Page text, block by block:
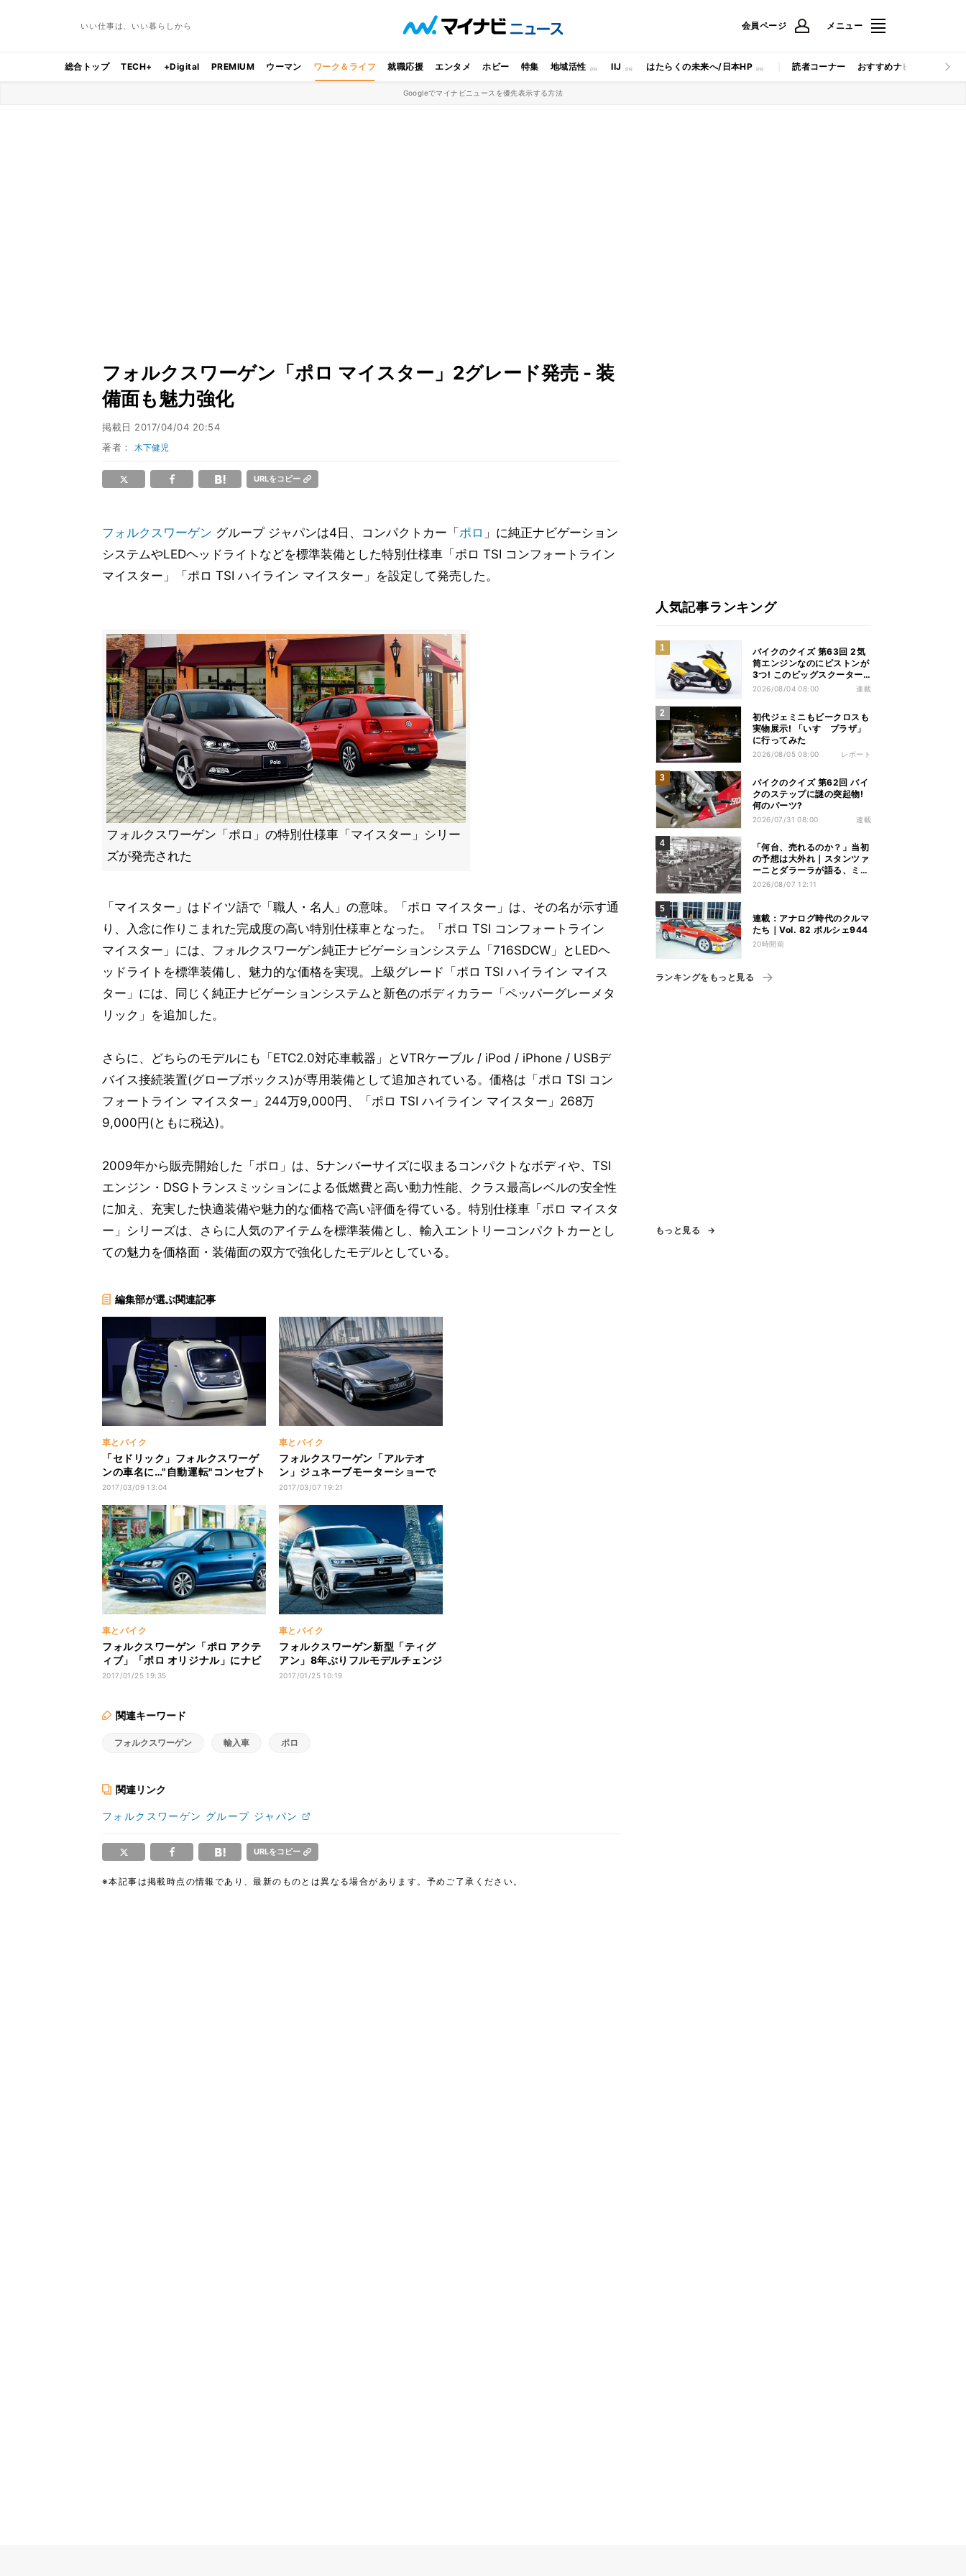
いい仕事は、いい暮らしから 会員ページ メニュー
総合トップ TECH+ +Digital PREMIUM ウーマン ワーク＆ライフ 就職応援 エンタメ ホビー 特集 地域活性 IIJ はたらくの未来へ/日本HP 読者コーナー おすすめナビ マイナビ
Googleでマイナビニュースを優先表示する方法
フォルクスワーゲン「ポロ マイスター」2グレード発売 - 装
備面も魅力強化
掲載日 2017/04/04 20:54
著者： 木下健児
URLをコピー
フォルクスワーゲン グループ ジャパンは4日、コンパクトカー「 ポロ 」に純正ナビゲーション
システムやLEDヘッドライトなどを標準装備とした特別仕様車「ポロ TSI コンフォートライン
マイスター」「ポロ TSI ハイライン マイスター」を設定して発売した。
フォルクスワーゲン「ポロ」の特別仕様車「マイスター」シリー
ズが発売された
「マイスター」はドイツ語で「職人・名人」の意味。「ポロ マイスター」は、その名が示す通
り、入念に作りこまれた完成度の高い特別仕様車となった。「ポロ TSI コンフォートライン
マイスター」には、フォルクスワーゲン純正ナビゲーションシステム「716SDCW」とLEDヘ
ッドライトを標準装備し、魅力的な価格を実現。上級グレード「ポロ TSI ハイライン マイス
ター」には、同じく純正ナビゲーションシステムと新色のボディカラー「ペッパーグレーメタ
リック」を追加した。
さらに、どちらのモデルにも「ETC2.0対応車載器」とVTRケーブル / iPod / iPhone / USBデ
バイス接続装置(グローブボックス)が専用装備として追加されている。価格は「ポロ TSI コン
フォートライン マイスター」244万9,000円、「ポロ TSI ハイライン マイスター」268万
9,000円(ともに税込)。
2009年から販売開始した「ポロ」は、5ナンバーサイズに収まるコンパクトなボディや、TSI
エンジン・DSGトランスミッションによる低燃費と高い動力性能、クラス最高レベルの安全性
に加え、充実した快適装備や魅力的な価格で高い評価を得ている。特別仕様車「ポロ マイスタ
ー」シリーズは、さらに人気のアイテムを標準装備とし、輸入エントリーコンパクトカーとし
ての魅力を価格面・装備面の双方で強化したモデルとしている。
編集部が選ぶ関連記事
車とバイク
「セドリック」フォルクスワーゲ
ンの車名に…"自動運転"コンセプト
カー公開
2017/03/09 13:04
車とバイク
フォルクスワーゲン「アルテオ
ン」ジュネーブモーターショーで
世界初公開!
2017/03/07 19:21
車とバイク
フォルクスワーゲン「ポロ アクテ
ィブ」「ポロ オリジナル」にナビ
付限定車
2017/01/25 19:35
車とバイク
フォルクスワーゲン新型「ティグ
アン」8年ぶりフルモデルチェンジ
して発売
2017/01/25 10:19
関連キーワード
フォルクスワーゲン 輸入車 ポロ
関連リンク
フォルクスワーゲン グループ ジャパン
URLをコピー
※本記事は掲載時点の情報であり、最新のものとは異なる場合があります。予めご了承ください。
人気記事ランキング
バイクのクイズ 第63回 2気
筒エンジンなのにピストンが
3つ! このビッグスクーター
の名前は?
2026/08/04 08:00 連載
初代ジェミニもビークロスも
実物展示! 「いすゞプラザ」
に行ってみた
2026/08/05 08:00 レポート
バイクのクイズ 第62回 バイ
クのステップに謎の突起物!
何のパーツ?
2026/07/31 08:00 連載
「何台、売れるのか？」当初
の予想は大外れ｜スタンツァ
ーニとダラーラが語る、ミウ
ラ誕生のとき【後編】
2026/08/07 12:11
連載：アナログ時代のクルマ
たち｜Vol. 82 ポルシェ944
20時間前
ランキングをもっと見る
もっと見る